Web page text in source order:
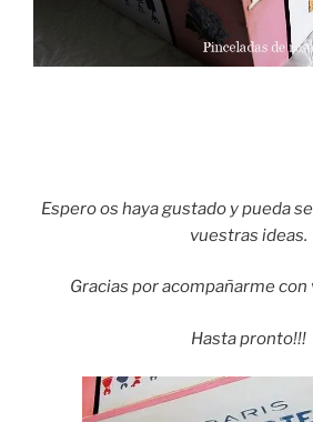
Espero os haya gustado y pueda
vuestras ideas.
Gracias por acompañarme
Hasta pronto!!!